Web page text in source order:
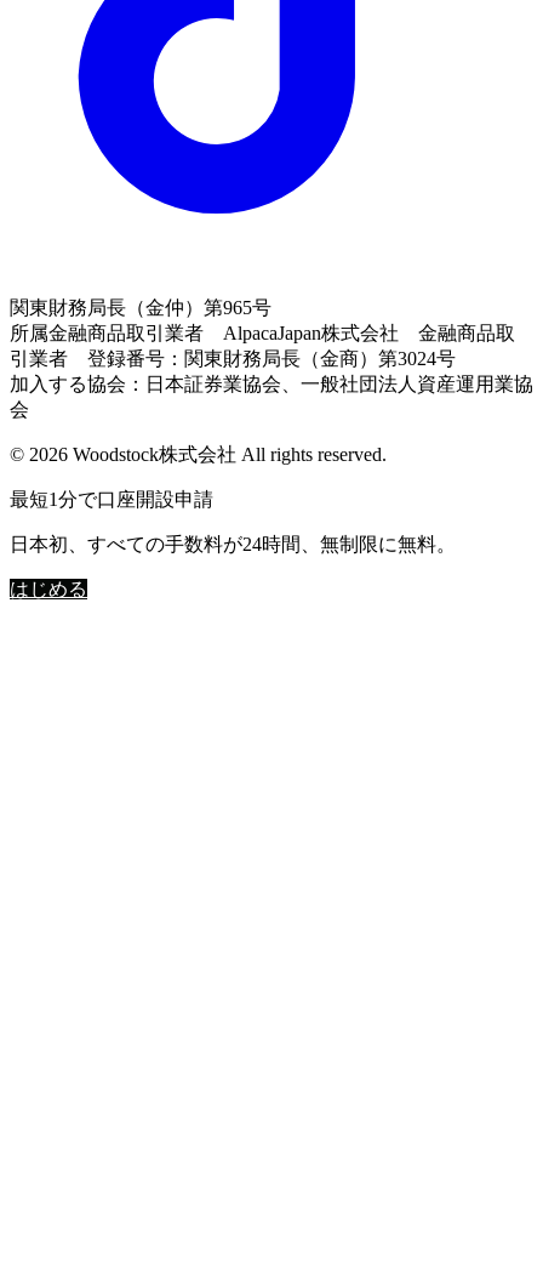
関東財務局長（金仲）第965号
所属金融商品取引業者 AlpacaJapan株式会社 金融商品取
引業者 登録番号：関東財務局長（金商）第3024号
加入する協会：日本証券業協会、一般社団法人資産運用業協
会
© 2026 Woodstock株式会社 All rights reserved.
最短1分で口座開設申請
日本初、すべての手数料が24時間、無制限に無料。
はじめる